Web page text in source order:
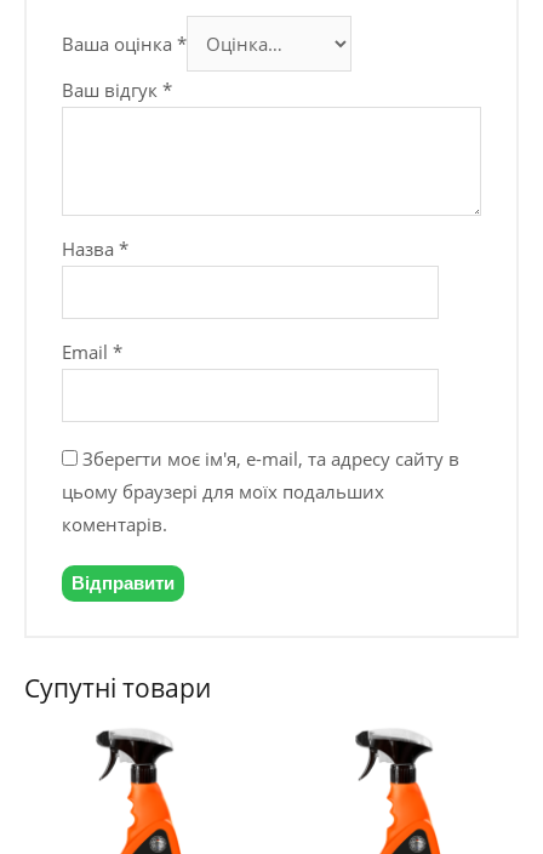
Ваша оцінка*
Ваш відгук*
Назва*
Email*
Зберегти моє ім'я, e-mail, та адресу сайту в
цьому браузері для моїх подальших
коментарів.
Супутні товари